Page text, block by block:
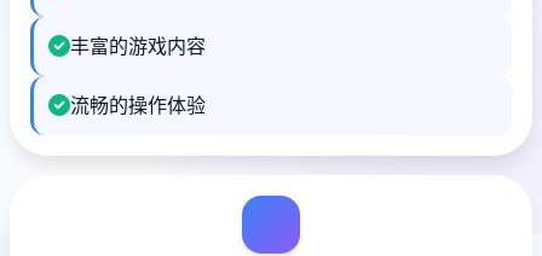
丰富的游戏内容
流畅的操作体验